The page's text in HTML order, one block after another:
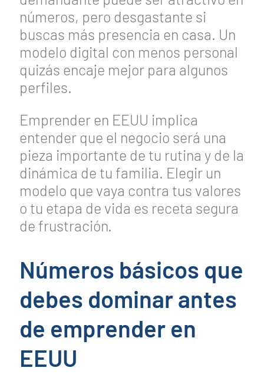
números, pero desgastante si
buscas más presencia en casa. Un
modelo digital con menos personal
quizás encaje mejor para algunos
perfiles.
Emprender en EEUU implica
entender que el negocio será una
pieza importante de tu rutina y de la
dinámica de tu familia. Elegir un
modelo que vaya contra tus valores
o tu etapa de vida es receta segura
de frustración.
Números básicos que
debes dominar antes
de emprender en
EEUU